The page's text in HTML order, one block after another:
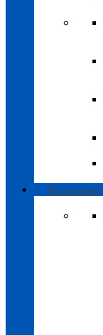
Расходники